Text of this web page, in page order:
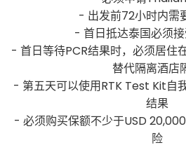
- 出发前72小时内需
- 首日抵达泰国必须
- 首日等待PCR结果时，必须居住
替代隔离酒店
- 第五天可以使用RTK Test Kit自
结果
- 必须购买保额不少于USD
险